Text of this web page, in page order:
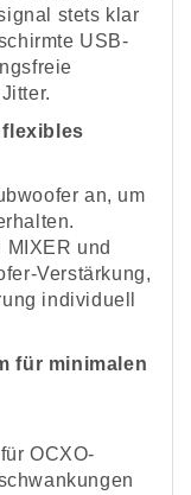
stets klar
USB-
an, um
und
Verstärkung,
individuell
für minimalen
OCXO-